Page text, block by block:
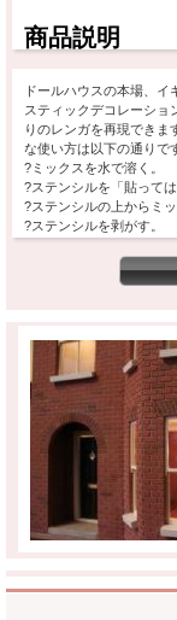
商品説明
ドールハウスの本場、
スティックデコレーショ
りのレンガを再現できま
な使い方は以下の通りで
?ミックスを水で溶く。
?ステンシルを「貼って
?ステンシルの上からミ
?ステンシルを剥がす。
ラフトプロダクツ社（
※「貼ってはがせるスプ